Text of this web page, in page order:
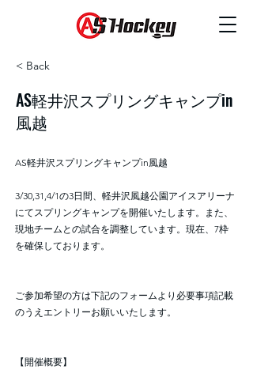
< Back
AS軽井沢スプリングキャンプin
風越
AS軽井沢スプリングキャンプin風越
3/30,31,4/1の3日間、軽井沢風越公園アイスアリーナ
にてスプリングキャンプを開催いたします。また、
現地チームとの試合を調整しています。現在、7枠
を確保しております。
ご参加希望の方は下記のフォームより必要事項記載
のうえエントリーお願いいたします。
【開催概要】